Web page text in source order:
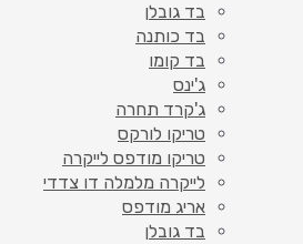
בד גובלן
בד כותנה
בד קומו
ג'ינס
ג'קרד תחרה
טריקו לורקס
טריקו מודפס לייקרה
לייקרה מלמלה דו צדדי
אריג מודפס
בד גובלן